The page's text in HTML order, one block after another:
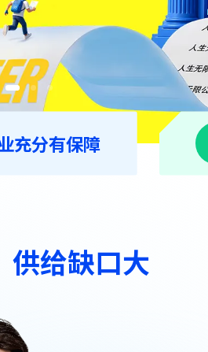
充分有保障
供给缺口大